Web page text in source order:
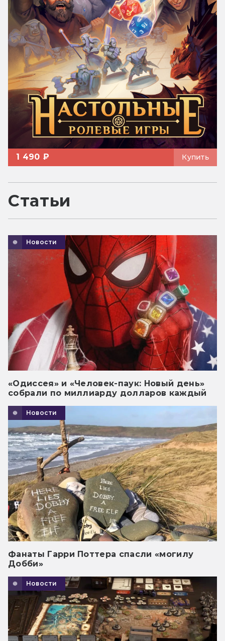
1 490 ₽ Купить
Статьи
Новости
«Одиссея» и «Человек-паук: Новый день»
собрали по миллиарду долларов каждый
Новости
Фанаты Гарри Поттера спасли «могилу
Добби»
Новости